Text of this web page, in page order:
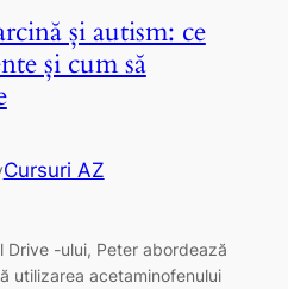
și autism: ce
și cum să
Cursuri AZ
Drive -ului, Peter abordează
utilizarea acetaminofenului